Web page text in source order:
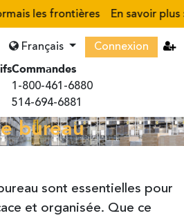
les frontières En savoir plus›
Français Connexion
Commandes
1-800-461-6880
514-694-6881
bureau
sont essentielles pour
et organisée. Que ce